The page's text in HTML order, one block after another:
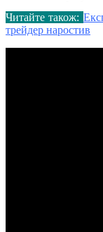
Читайте також:
трейдер наростив